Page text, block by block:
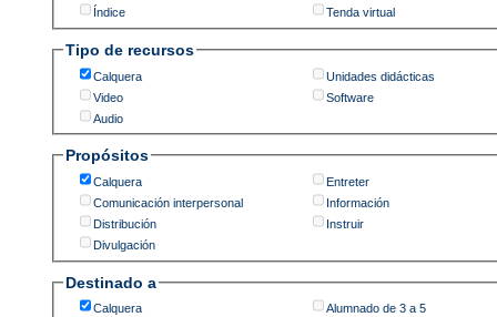
Índice
Tenda virtual
Tipo de recursos
Calquera
Video
Audio
Unidades didácticas
Software
Propósitos
Calquera
Comunicación interpersonal
Distribución
Divulgación
Entreter
Información
Instruir
Destinado a
Calquera
Alumnado de 3 a 5